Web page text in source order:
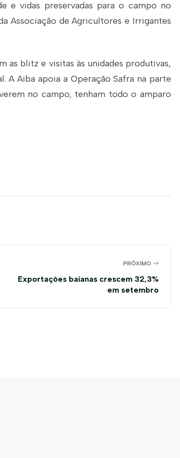
e vidas preservadas para o campo no
Associação de Agricultores e Irrigantes
as blitz e visitas às unidades produtivas,
A Aiba apoia a Operação Safra na parte
no campo, tenham todo o amparo
PRÓXIMO
Exportações baianas crescem 32,3%
em setembro